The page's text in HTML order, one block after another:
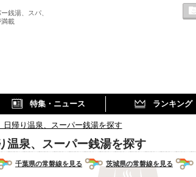
銭湯、スパ、
満載
特集・ニュース ランキング
日帰り温泉、スーパー銭湯を探す
温泉、スーパー銭湯を探す
千葉県の常磐線を見る 茨城県の常磐線を見る